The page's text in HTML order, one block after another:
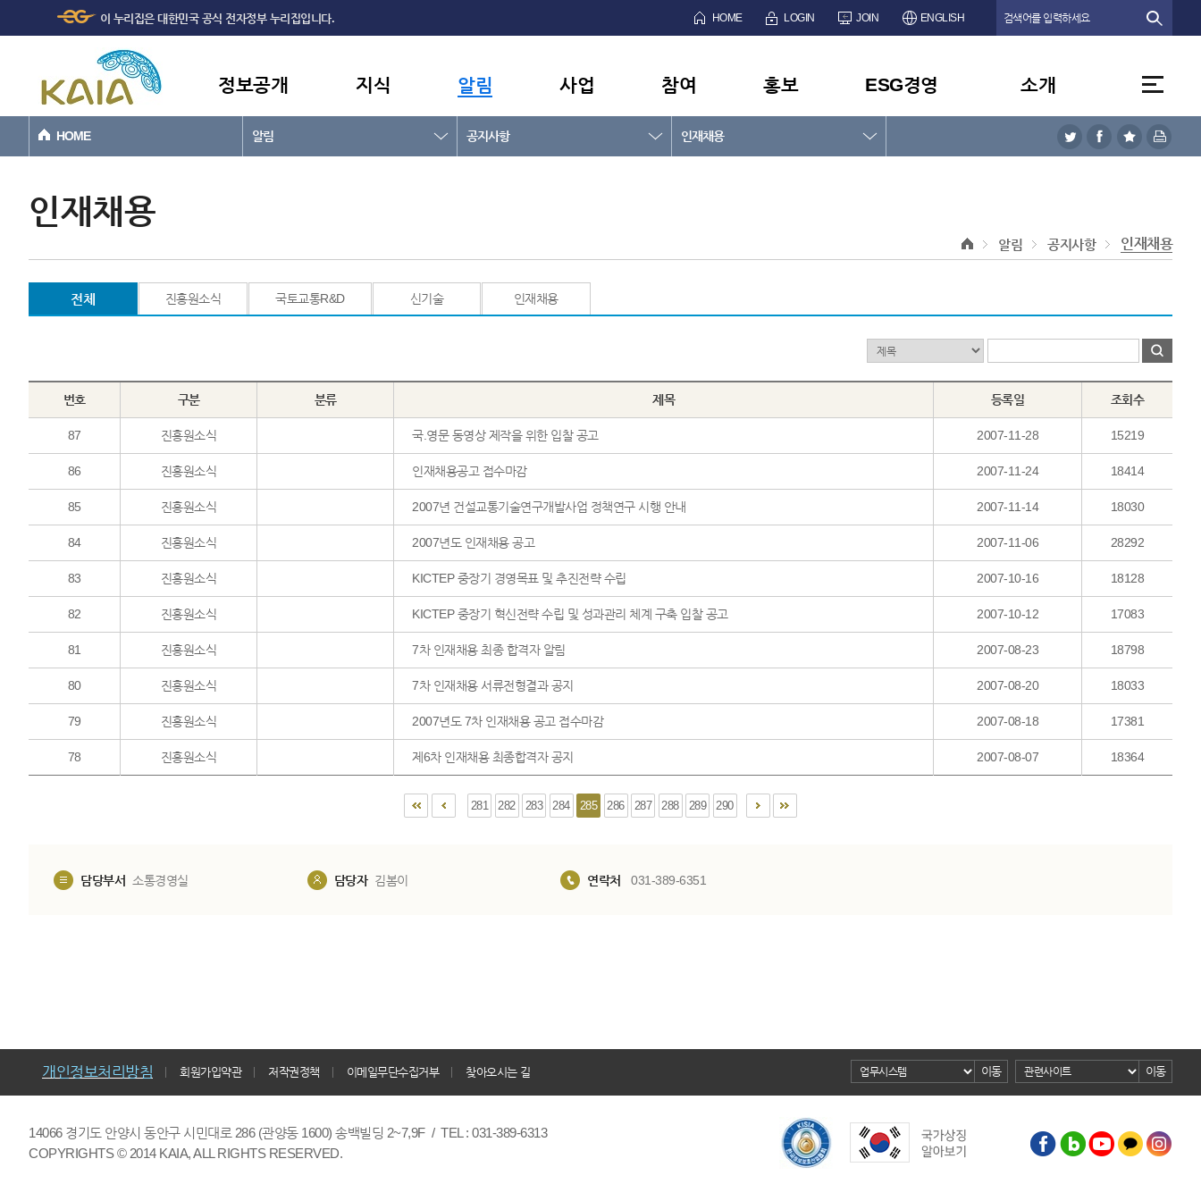
본문바로가기
이 누리집은 대한민국 공식 전자정부 누리집입니다. HOME LOGIN JOIN ENGLISH
정보공개 지식 알림 사업 참여 홍보 ESG경영 소개
HOME 알림 공지사항 인재채용
인재채용
알림 공지사항 인재채용
전체 진흥원소식 국토교통R&D 신기술 인재채용
번호 구분 분류 제목 등록일 조회수
87 진흥원소식 국.영문 동영상 제작을 위한 입찰 공고 2007-11-28 15219
86 진흥원소식 인재채용공고 접수마감 2007-11-24 18414
85 진흥원소식 2007년 건설교통기술연구개발사업 정책연구 시행 안내 2007-11-14 18030
84 진흥원소식 2007년도 인재채용 공고 2007-11-06 28292
83 진흥원소식 KICTEP 중장기 경영목표 및 추진전략 수립 2007-10-16 18128
82 진흥원소식 KICTEP 중장기 혁신전략 수립 및 성과관리 체계 구축 입찰 공고 2007-10-12 17083
81 진흥원소식 7차 인재채용 최종 합격자 알림 2007-08-23 18798
80 진흥원소식 7차 인재채용 서류전형결과 공지 2007-08-20 18033
79 진흥원소식 2007년도 7차 인재채용 공고 접수마감 2007-08-18 17381
78 진흥원소식 제6차 인재채용 최종합격자 공지 2007-08-07 18364
281 282 283 284 285 286 287 288 289 290
담당부서 소통경영실 담당자 김봄이 연락처 031-389-6351
개인정보처리방침 회원가입약관 저작권정책 이메일무단수집거부 찾아오시는 길 이동 이동
14066 경기도 안양시 동안구 시민대로 286 (관양동 1600) 송백빌딩 2~7,9F / TEL : 031-389-6313
COPYRIGHTS © 2014 KAIA, ALL RIGHTS RESERVED.